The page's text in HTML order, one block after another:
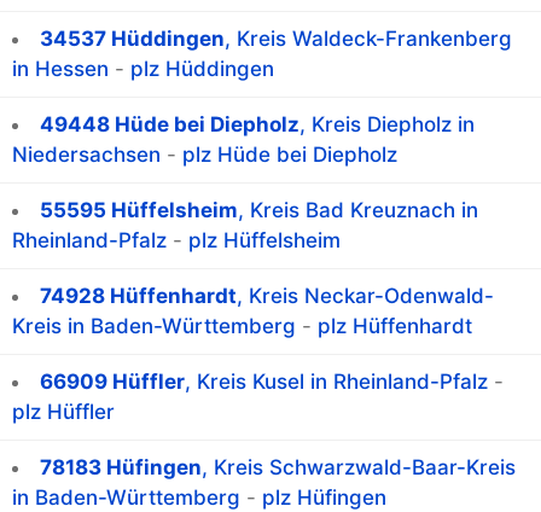
34537 Hüddingen, Kreis Waldeck-Frankenberg
in Hessen - plz Hüddingen
49448 Hüde bei Diepholz, Kreis Diepholz in
Niedersachsen - plz Hüde bei Diepholz
55595 Hüffelsheim, Kreis Bad Kreuznach in
Rheinland-Pfalz - plz Hüffelsheim
74928 Hüffenhardt, Kreis Neckar-Odenwald-
Kreis in Baden-Württemberg - plz Hüffenhardt
66909 Hüffler, Kreis Kusel in Rheinland-Pfalz -
plz Hüffler
78183 Hüfingen, Kreis Schwarzwald-Baar-Kreis
in Baden-Württemberg - plz Hüfingen